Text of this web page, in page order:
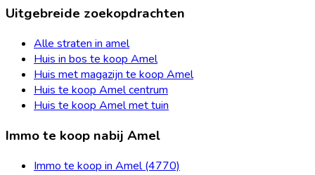
Uitgebreide zoekopdrachten
Alle straten in amel
Huis in bos te koop Amel
Huis met magazijn te koop Amel
Huis te koop Amel centrum
Huis te koop Amel met tuin
Immo te koop nabij Amel
Immo te koop in Amel (4770)